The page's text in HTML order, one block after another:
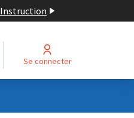
Instruction
Se connecter